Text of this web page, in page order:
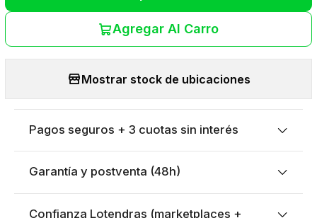
Agregar Al Carro
Mostrar stock de ubicaciones
Pagos seguros + 3 cuotas sin interés
Garantía y postventa (48h)
Confianza Lotendras (marketplaces +